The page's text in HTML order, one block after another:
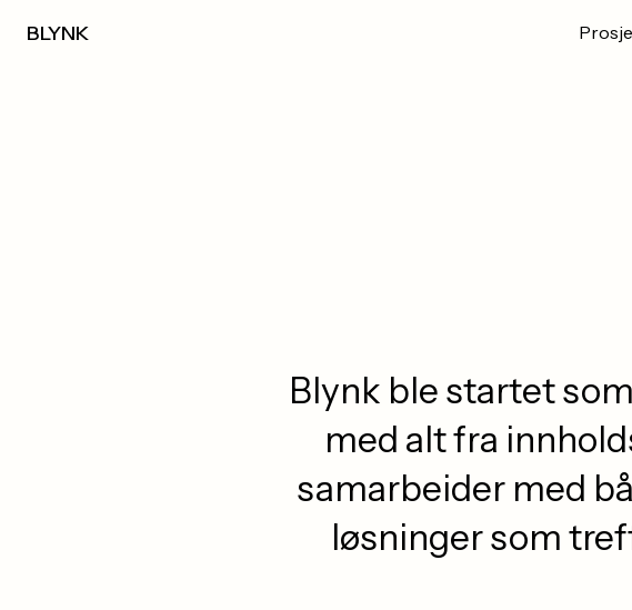
BLYNK
Blynk ble startet
med alt fra
samarbeider med
løsninger som